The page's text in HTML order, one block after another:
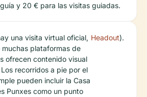
y 20 € para las visitas guiadas.
una visita virtual oficial,
muchas plataformas de
ofrecen contenido visual
recorridos a pie por el
pueden incluir la Casa
Punxes como un punto
Headout).